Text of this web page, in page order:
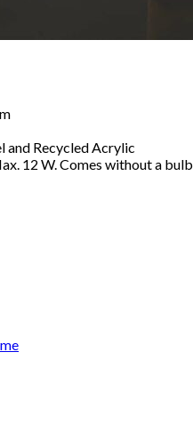
and Recycled Acrylic
12 W. Comes without a bulb